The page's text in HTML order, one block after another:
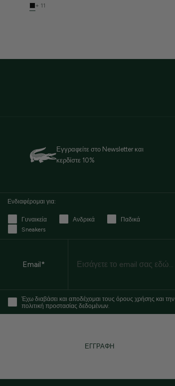
+ 11
Εγγραφείτε στο Newsletter και
κερδίστε 10%
Ενδιαφέρομαι για:
Γυναικεία Ανδρικά
Παδικά
Sneakers
Email*
Έχω διαβάσει και αποδέχομαι τους όρους χρήσης και την
πολιτική προστασίας δεδομένων.
ΕΓΓΡΑΦΗ